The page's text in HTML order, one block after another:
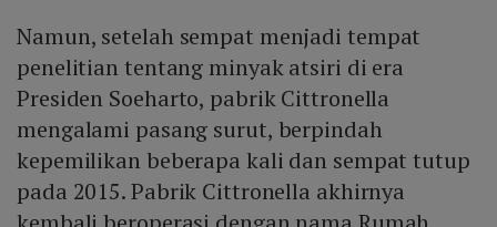
Namun, setelah sempat menjadi tempat
penelitian tentang minyak atsiri di era
Presiden Soeharto, pabrik Cittronella
mengalami pasang surut, berpindah
kepemilikan beberapa kali dan sempat tutup
pada 2015. Pabrik Cittronella akhirnya